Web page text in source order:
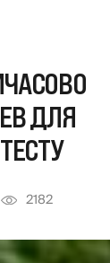
ДЛЯ
2182